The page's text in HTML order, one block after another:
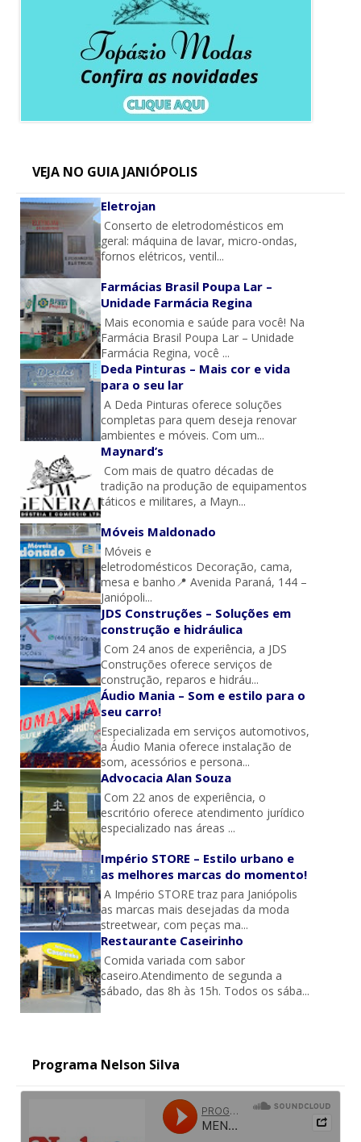
VEJA NO GUIA JANIÓPOLIS
Eletrojan
Conserto de eletrodomésticos em
geral: máquina de lavar, micro-ondas,
fornos elétricos, ventil...
Farmácias Brasil Poupa Lar –
Unidade Farmácia Regina
Mais economia e saúde para você! Na
Farmácia Brasil Poupa Lar – Unidade
Farmácia Regina, você ...
Deda Pinturas – Mais cor e vida
para o seu lar
A Deda Pinturas oferece soluções
completas para quem deseja renovar
ambientes e móveis. Com um...
Maynard’s
Com mais de quatro décadas de
tradição na produção de equipamentos
táticos e militares, a Mayn...
Móveis Maldonado
Móveis e
eletrodomésticos Decoração, cama,
mesa e banho📍 Avenida Paraná, 144 –
Janiópoli...
JDS Construções – Soluções em
construção e hidráulica
Com 24 anos de experiência, a JDS
Construções oferece serviços de
construção, reparos e hidráu...
Áudio Mania – Som e estilo para o
seu carro!
Especializada em serviços automotivos,
a Áudio Mania oferece instalação de
som, acessórios e persona...
Advocacia Alan Souza
Com 22 anos de experiência, o
escritório oferece atendimento jurídico
especializado nas áreas ...
Império STORE – Estilo urbano e
as melhores marcas do momento!
A Império STORE traz para Janiópolis
as marcas mais desejadas da moda
streetwear, com peças ma...
Restaurante Caseirinho
Comida variada com sabor
caseiro.Atendimento de segunda a
sábado, das 8h às 15h. Todos os sába...
Programa Nelson Silva